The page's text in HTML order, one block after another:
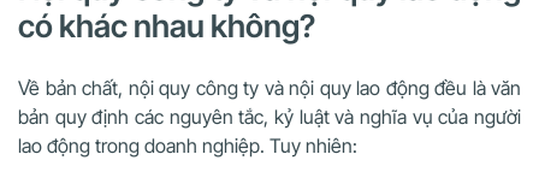
có khác nhau không?
Về bản chất, nội quy công ty và nội quy lao động đều là văn
bản quy định các nguyên tắc, kỷ luật và nghĩa vụ của người
lao động trong doanh nghiệp. Tuy nhiên: